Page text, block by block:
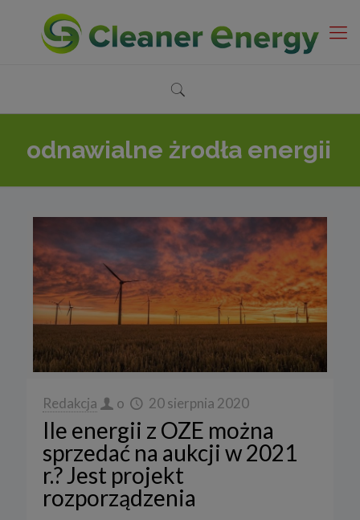
odnawialne żrodła energii
Redakcja o 20 sierpnia 2020
Ile energii z OZE można
sprzedać na aukcji w 2021
r.? Jest projekt
rozporządzenia